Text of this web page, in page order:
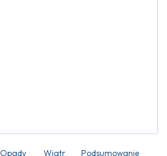
Opady Wiatr Podsumowanie